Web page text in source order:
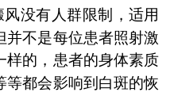
没有人群限制，适用
并不是每位患者照射激
样的，患者的身体素质
等都会影响到白斑的恢